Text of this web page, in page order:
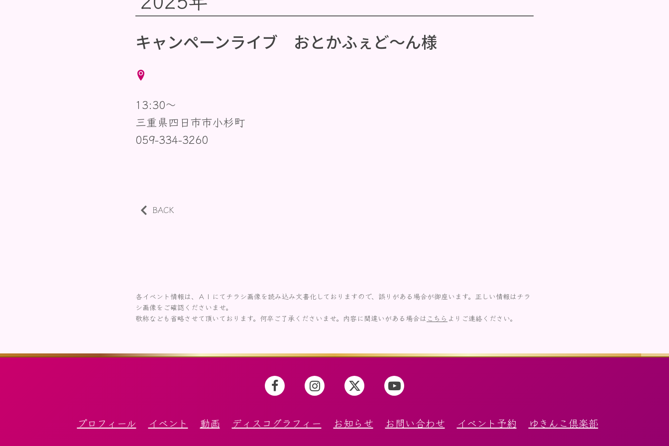
キャンペーンライブ おとかふぇど〜ん様
13:30〜
三重県四日市市小杉町
059-334-3260
BACK
各イベント情報は、ＡＩにてチラシ画像を読み込み文書化しておりますので、誤りがある場合が御座います。正しい情報はチラ
シ画像をご確認くださいませ。
敬称なども省略させて頂いております。何卒ご了承くださいませ。内容に間違いがある場合は こちら よりご連絡ください。
プロフィール イベント 動画 ディスコグラフィー お知らせ お問い合わせ イベント予約 ゆきんこ倶楽部